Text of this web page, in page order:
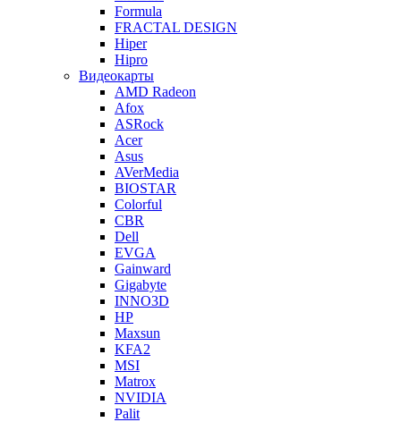
Formula
FRACTAL DESIGN
Hiper
Hipro
Видеокарты
AMD Radeon
Afox
ASRock
Acer
Asus
AVerMedia
BIOSTAR
Colorful
CBR
Dell
EVGA
Gainward
Gigabyte
INNO3D
HP
Maxsun
KFA2
MSI
Matrox
NVIDIA
Palit